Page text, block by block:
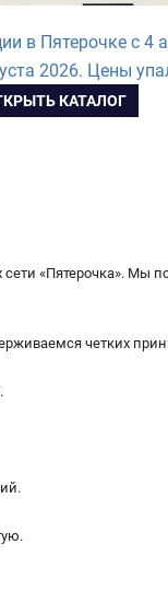
в Пятерочке с 4
2026. Цены
КАТАЛОГ
«Пятерочка».
четких